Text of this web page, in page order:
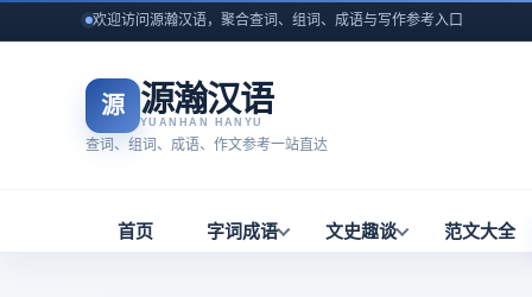
欢迎访问源瀚汉语，聚合查词、组词、成语与写作参考入口
源 源瀚汉语
YUANHAN HANYU
查词、组词、成语、作文参考一站直达
首页 字词成语 文史趣谈 范文大全